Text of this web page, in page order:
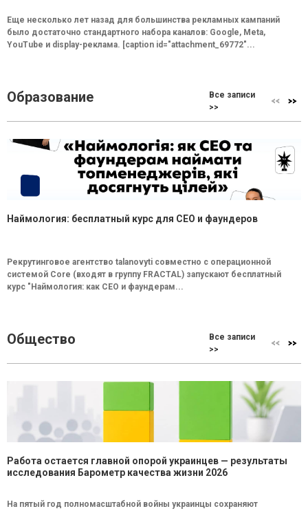
Еще несколько лет назад для большинства рекламных кампаний
было достаточно стандартного набора каналов: Google, Meta,
YouTube и display-реклама. [caption id="attachment_69772"...
Образование
Все записи
>>
Наймология: бесплатный курс для CEO и фаундеров
Рекрутинговое агентство talanovyti совместно с операционной
системой Core (входят в группу FRACTAL) запускают бесплатный
курс "Наймология: как СEO и фаундерам...
Общество
Все записи
>>
Работа остается главной опорой украинцев — результаты
исследования Барометр качества жизни 2026
На пятый год полномасштабной войны украинцы сохраняют